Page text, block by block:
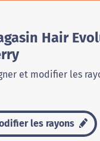
Hair
et modifier les
les rayons